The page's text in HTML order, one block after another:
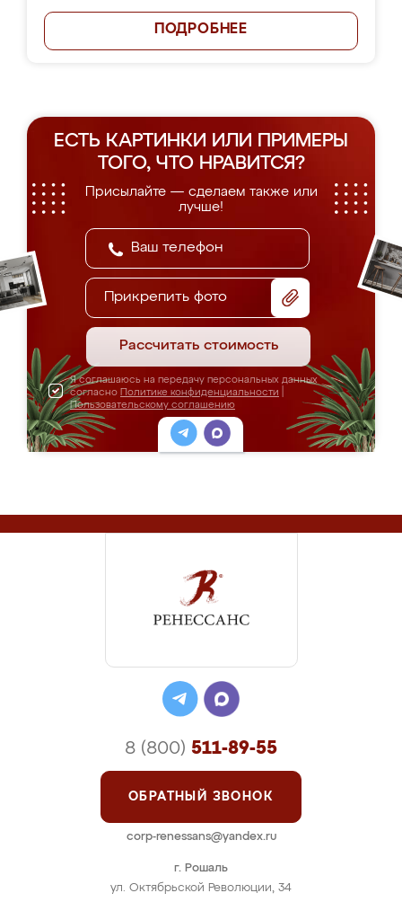
ПОДРОБНЕЕ
ЕСТЬ КАРТИНКИ ИЛИ ПРИМЕРЫ
ТОГО, ЧТО НРАВИТСЯ?
Присылайте — сделаем также или
лучше!
Прикрепить фото
Рассчитать стоимость
Я соглашаюсь на передачу персональных данных
согласно Политике конфиденциальности
Пользовательскому соглашению
г. Рошаль
ул. Октябрьской Революции, 34
8 (800) 511-89-55
ОБРАТНЫЙ ЗВОНОК
corp-renessans@yandex.ru